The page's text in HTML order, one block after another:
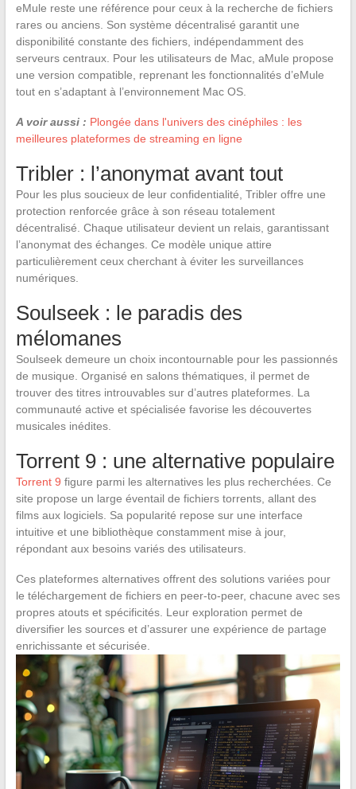
eMule reste une référence pour ceux à la recherche de fichiers
rares ou anciens. Son système décentralisé garantit une
disponibilité constante des fichiers, indépendamment des
serveurs centraux. Pour les utilisateurs de Mac, aMule propose
une version compatible, reprenant les fonctionnalités d’eMule
tout en s’adaptant à l’environnement Mac OS.
A voir aussi : Plongée dans l'univers des cinéphiles : les
meilleures plateformes de streaming en ligne
Tribler : l’anonymat avant tout
Pour les plus soucieux de leur confidentialité, Tribler offre une
protection renforcée grâce à son réseau totalement
décentralisé. Chaque utilisateur devient un relais, garantissant
l’anonymat des échanges. Ce modèle unique attire
particulièrement ceux cherchant à éviter les surveillances
numériques.
Soulseek : le paradis des
mélomanes
Soulseek demeure un choix incontournable pour les passionnés
de musique. Organisé en salons thématiques, il permet de
trouver des titres introuvables sur d’autres plateformes. La
communauté active et spécialisée favorise les découvertes
musicales inédites.
Torrent 9 : une alternative populaire
Torrent 9 figure parmi les alternatives les plus recherchées. Ce
site propose un large éventail de fichiers torrents, allant des
films aux logiciels. Sa popularité repose sur une interface
intuitive et une bibliothèque constamment mise à jour,
répondant aux besoins variés des utilisateurs.
Ces plateformes alternatives offrent des solutions variées pour
le téléchargement de fichiers en peer-to-peer, chacune avec ses
propres atouts et spécificités. Leur exploration permet de
diversifier les sources et d’assurer une expérience de partage
enrichissante et sécurisée.